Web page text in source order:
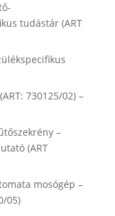
tudástár (ART
730125/02) –
–
(ART
mosógép –
05)